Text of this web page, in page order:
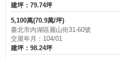
建坪：79.74坪
5,100萬(70.9萬/坪)
臺北市內湖區麗山街31-60號
交屋年月：104/01
建坪：98.24坪